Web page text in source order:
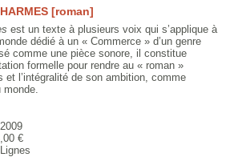
€
[roman]
est un texte à plusieurs voix qui s’applique à
dédié à un « Commerce » d’un genre
comme une pièce sonore, il constitue
formelle pour rendre au « roman »
et l’intégralité de son ambition, comme
monde.